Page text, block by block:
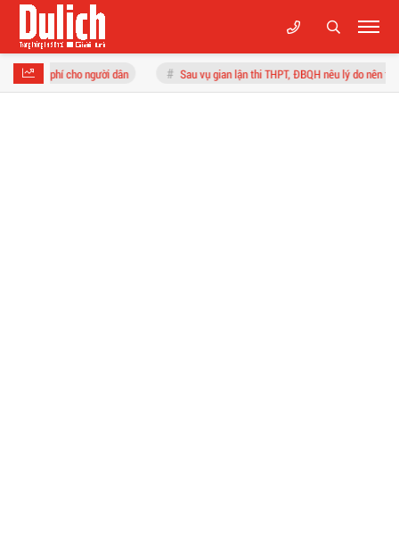
dân Sau vụ gian lận thi THPT, ĐBQH nêu lý do nên tách kỳ thi tốt nghiệp